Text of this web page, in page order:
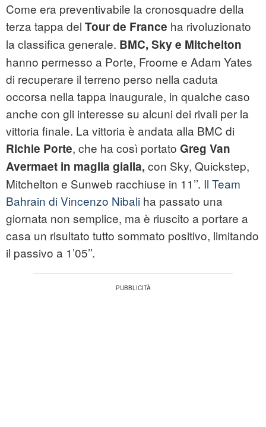
Come era preventivabile la cronosquadre della
terza tappa del Tour de France ha rivoluzionato
la classifica generale. BMC, Sky e Mitchelton
hanno permesso a Porte, Froome e Adam Yates
di recuperare il terreno perso nella caduta
occorsa nella tappa inaugurale, in qualche caso
anche con gli interesse su alcuni dei rivali per la
vittoria finale. La vittoria è andata alla BMC di
Richie Porte, che ha così portato Greg Van
Avermaet in maglia gialla, con Sky, Quickstep,
Mitchelton e Sunweb racchiuse in 11’’. Il Team
Bahrain di Vincenzo Nibali ha passato una
giornata non semplice, ma è riuscito a portare a
casa un risultato tutto sommato positivo, limitando
il passivo a 1’05’’.